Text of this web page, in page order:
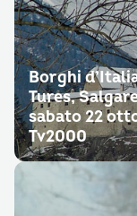
Borghi
Tures,
sabato 22
Tv2000